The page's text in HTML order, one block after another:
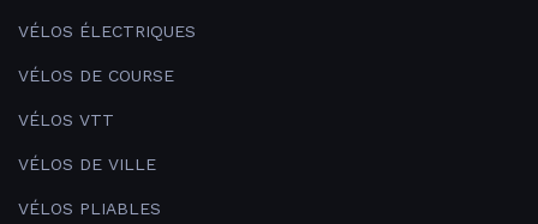
VÉLOS ÉLECTRIQUES
VÉLOS DE COURSE
VÉLOS VTT
VÉLOS DE VILLE
VÉLOS PLIABLES